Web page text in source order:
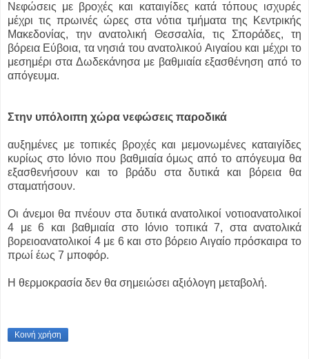
Νεφώσεις με βροχές και καταιγίδες κατά τόπους ισχυρές
μέχρι τις πρωινές ώρες στα νότια τμήματα της Κεντρικής
Μακεδονίας, την ανατολική Θεσσαλία, τις Σποράδες, τη
βόρεια Εύβοια, τα νησιά του ανατολικού Αιγαίου και μέχρι το
μεσημέρι στα Δωδεκάνησα με βαθμιαία εξασθένηση από το
απόγευμα.
Στην υπόλοιπη χώρα νεφώσεις παροδικά
αυξημένες με τοπικές βροχές και μεμονωμένες καταιγίδες
κυρίως στο Ιόνιο που βαθμιαία όμως από το απόγευμα θα
εξασθενήσουν και το βράδυ στα δυτικά και βόρεια θα
σταματήσουν.
Οι άνεμοι θα πνέουν στα δυτικά ανατολικοί νοτιοανατολικοί
4 με 6 και βαθμιαία στο Ιόνιο τοπικά 7, στα ανατολικά
βορειοανατολικοί 4 με 6 και στο βόρειο Αιγαίο πρόσκαιρα το
πρωί έως 7 μποφόρ.
Η θερμοκρασία δεν θα σημειώσει αξιόλογη μεταβολή.
Κοινή χρήση